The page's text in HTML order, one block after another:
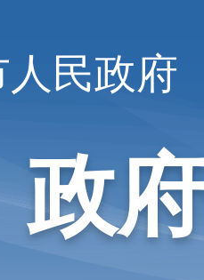
民政府
政